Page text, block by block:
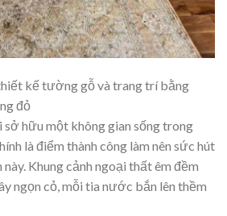
kế tường gỗ và trang trí bằng
đỏ
sở hữu một không gian sống trong
là điểm thành công làm nên sức hút
Khung cảnh ngoại thất êm đềm
ngọn cỏ, mỗi tia nước bắn lên thềm